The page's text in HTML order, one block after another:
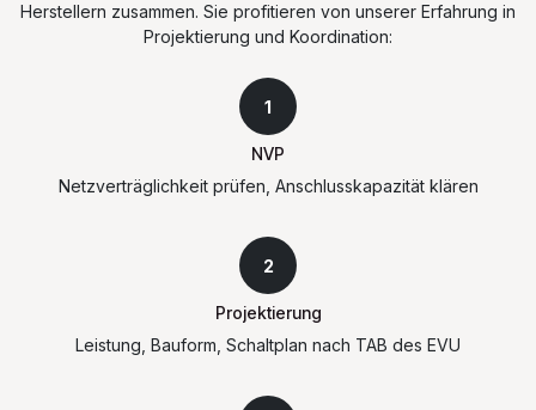
Herstellern zusammen. Sie profitieren von unserer Erfahrung in
Projektierung und Koordination:
1
NVP
Netzverträglichkeit prüfen, Anschlusskapazität klären
2
Projektierung
Leistung, Bauform, Schaltplan nach TAB des EVU